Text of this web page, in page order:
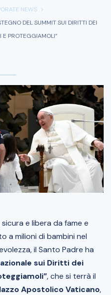
NEWS
DEL SUMMIT SUI DIRITTI DEI
E PROTEGGIAMOLI”
e libera da fame e
a milioni di bambini nel
il Santo Padre ha
sui Diritti dei
, che si terrà il
Apostolico Vaticano,